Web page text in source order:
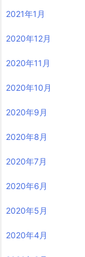
2021年1月
2020年12月
2020年11月
2020年10月
2020年9月
2020年8月
2020年7月
2020年6月
2020年5月
2020年4月